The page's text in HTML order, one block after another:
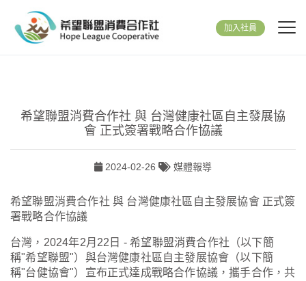
加入社員
希望聯盟消費合作社 與 台灣健康社區自主發展協
會 正式簽署戰略合作協議
2024-02-26 媒體報導
希望聯盟消費合作社 與 台灣健康社區自主發展協會 正式簽
署戰略合作協議
台灣，2024年2月22日 - 希望聯盟消費合作社（以下簡
稱"希望聯盟"）與台灣健康社區自主發展協會（以下簡
稱"台健協會"）宣布正式達成戰略合作協議，攜手合作，共